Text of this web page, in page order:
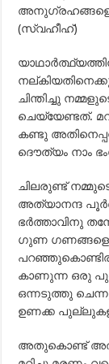
അനുഗ്രഹങ്ങളെ
(സ്വഹീഹ്)
ചിന്തിച്ചു
ചെയ്യേണ്ടത്.
കണ്ടു
ദൌത്യം നാം
ചിലരുണ്ട്
അത്യാനന്ദ
ഭര്‍ത്താവിനു
ഗുണ
കാണുന്ന ഒരു
ഒന്നടുത്തു
ഉണക്ക
അതുകൊണ്ട്